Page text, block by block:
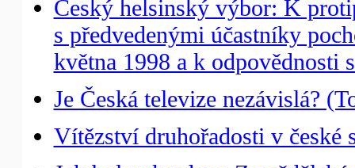
Český helsinský výbor: K
s předvedenými účastníky
května 1998 a k odpovědnosti
Je Česká televize nezávislá?
Vítězství druhořadosti v české